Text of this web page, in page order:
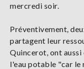
mercredi soir.
Préventivement,
partagent leur
Quincerot, ont
l'eau potable "car le